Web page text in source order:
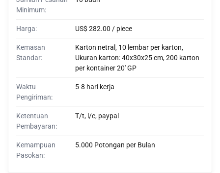
Minimum:
Harga: US$ 282.00 / piece
Kemasan
Standar:
Karton netral, 10 lembar per karton,
Ukuran karton: 40x30x25 cm, 200 karton
per kontainer 20' GP
Waktu
Pengiriman:
5-8 hari kerja
Ketentuan
Pembayaran:
T/t, l/c, paypal
Kemampuan
Pasokan:
5.000 Potongan per Bulan